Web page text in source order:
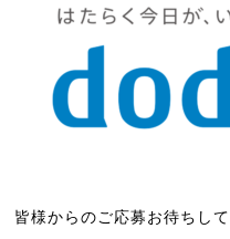
皆様からのご応募お待ちして